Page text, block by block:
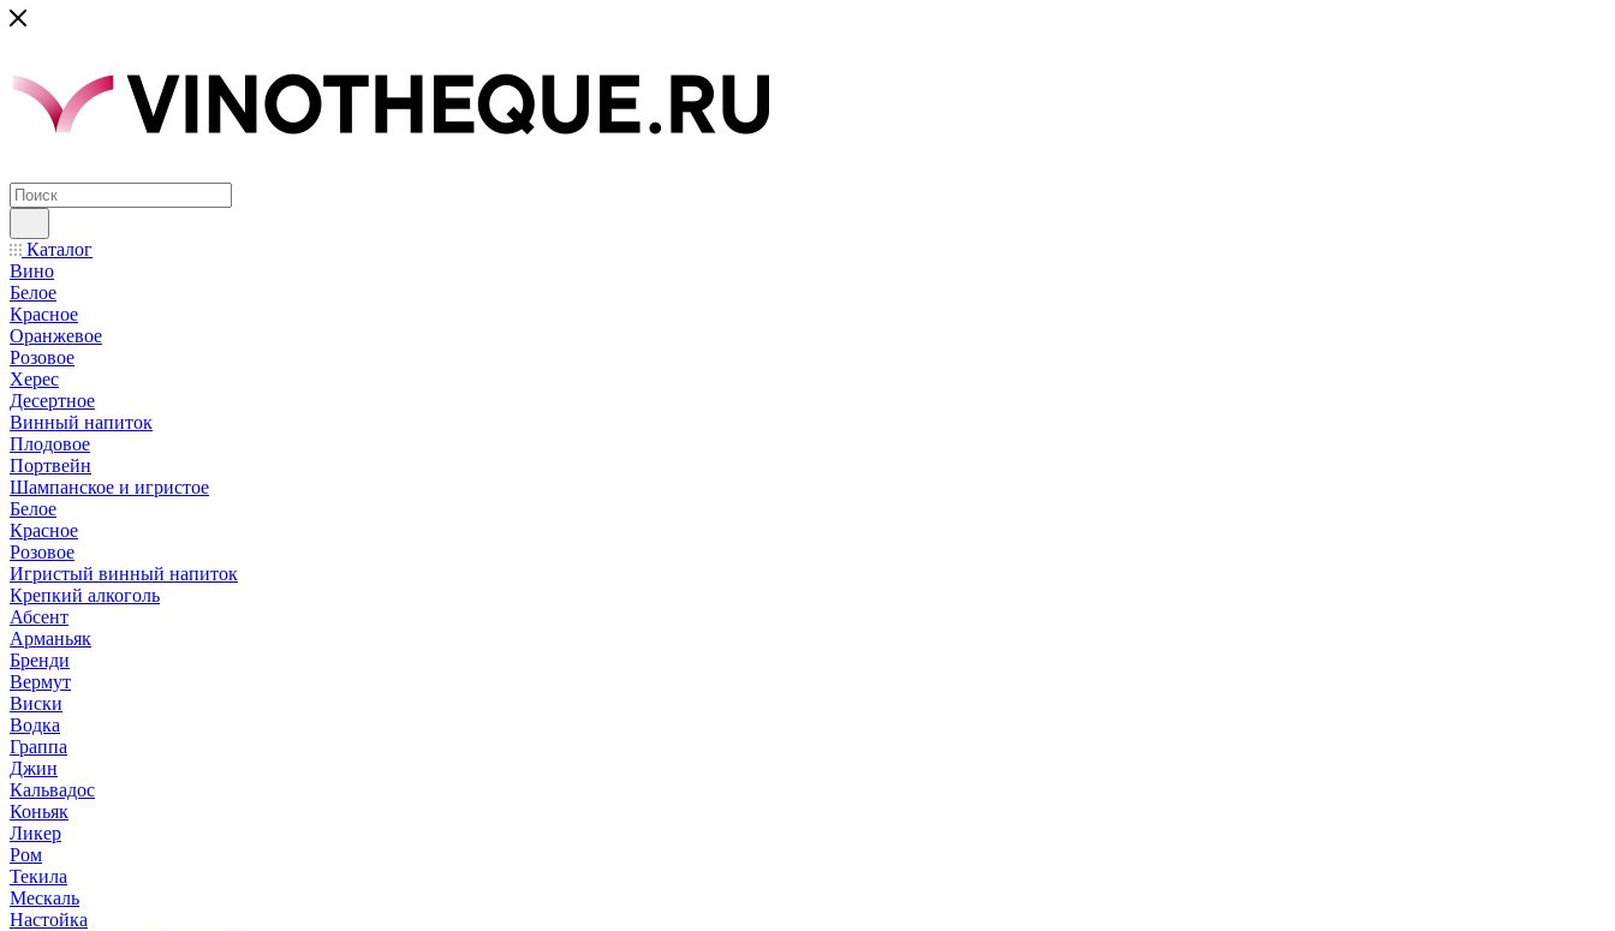
Каталог
Вино
Белое
Красное
Оранжевое
Розовое
Херес
Десертное
Винный напиток
Плодовое
Портвейн
Шампанское и игристое
Белое
Красное
Розовое
Игристый винный напиток
Крепкий алкоголь
Абсент
Арманьяк
Бренди
Вермут
Виски
Водка
Граппа
Джин
Кальвадос
Коньяк
Ликер
Ром
Текила
Мескаль
Настойка